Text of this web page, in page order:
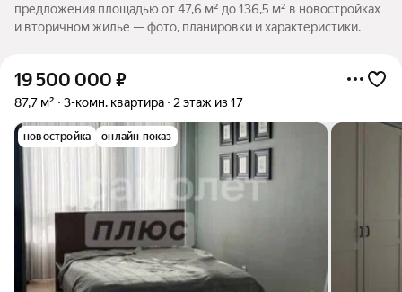
предложения площадью от 47,6 м² до 136,5 м² в новостройках
и вторичном жилье — фото, планировки и характеристики.
19 500 000 ₽
87,7 м² 3-комн. квартира 2 этаж из 17
новостройка онлайн показ